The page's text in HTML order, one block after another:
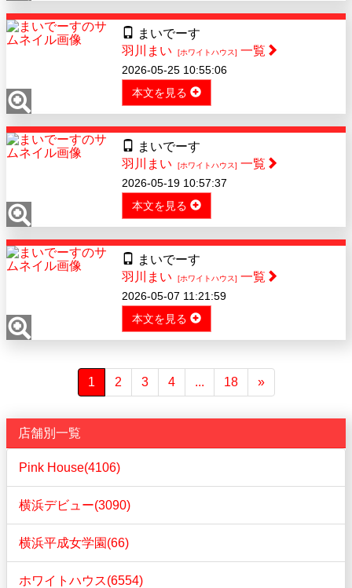
まいでーす
羽川まい
[ホワイトハウス] 一覧
2026-05-25 10:55:06
本文を見る
まいでーす
羽川まい
[ホワイトハウス] 一覧
2026-05-19 10:57:37
本文を見る
まいでーす
羽川まい
[ホワイトハウス] 一覧
2026-05-07 11:21:59
本文を見る
1 2 3 4 ... 18 »
店舗別一覧
Pink House(4106)
横浜デビュー(3090)
横浜平成女学園(66)
ホワイトハウス(6554)